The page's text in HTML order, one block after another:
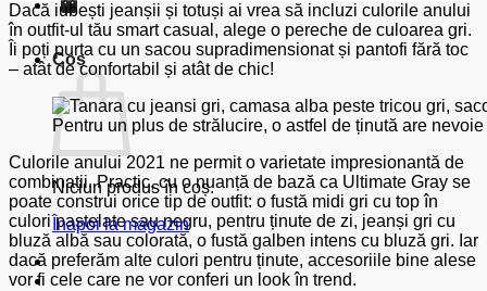
Coș
Niciun produs în coș.
Înapoi la magazin
Dacă iubești jeanșii și totuși ai vrea să incluzi culorile anului
în outfit-ul tău smart casual, alege o pereche de culoarea gri.
Îi poți purta cu un sacou supradimensionat și pantofi fără toc
– atât de confortabil și atât de chic!
Pentru un plus de strălucire, o astfel de ținută are
Culorile anului 2021 ne permit o varietate impresionantă de
combinații. Practic, cu o nuanță de bază ca Ultimate Gray se
poate construi orice tip de outfit: o fustă midi gri cu top în
culori pastelate sau negru, pentru ținute de zi, jeanși gri cu
bluză albă sau colorată, o fustă galben intens cu bluză gri. Iar
dacă preferăm alte culori pentru ținute, accesoriile bine alese
vor fi cele care ne vor conferi un look în trend.